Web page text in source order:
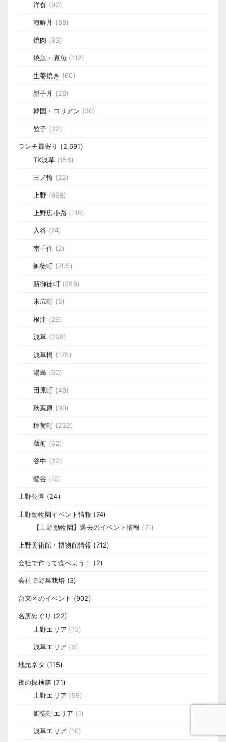
洋食 (92)
海鮮丼 (88)
焼肉 (83)
焼魚・煮魚 (112)
生姜焼き (60)
親子丼 (26)
韓国・コリアン (30)
餃子 (32)
ランチ最寄り (2,691)
TX浅草(158)
三ノ輪 (22)
上野 (698)
上野広小路 (119)
入谷 (74)
南千住 (2)
御徒町 (705)
新御徒町(286)
末広町 (5)
根津 (29)
浅草 (298)
浅草橋 (175)
湯島 (60)
田原町 (46)
秋葉原 (90)
稲荷町 (232)
蔵前 (62)
谷中 (32)
鶯谷 (19)
上野公園 (24)
上野動物園イベント情報 (74)
【上野動物園】過去のイベント情報 (71)
上野美術館・博物館情報 (712)
会社で作って食べよう！ (2)
会社で野菜栽培 (3)
台東区のイベント (902)
名所めぐり (22)
上野エリア (15)
浅草エリア (6)
地元ネタ (115)
夜の探検隊 (71)
上野エリア (59)
御徒町エリア (1)
浅草エリア (10)